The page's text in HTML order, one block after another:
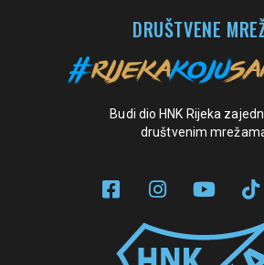
DRUŠTVENE
Budi dio HNK Rijeka
društvenim